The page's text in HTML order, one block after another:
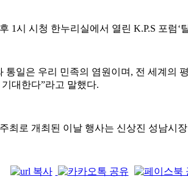
1시 시청 한누리실에서 열린 K.P.S 포럼
통일은 우리 민족의 염원이며, 전 세계의
대한다”라고 말했다.
최로 개최된 이날 행사는 신상진 성남시